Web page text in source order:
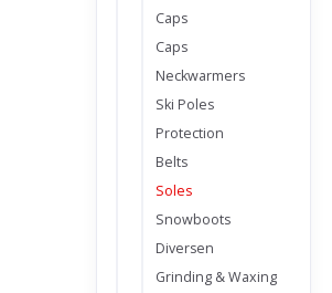
Caps
Caps
Neckwarmers
Ski Poles
Protection
Belts
Soles
Snowboots
Diversen
Grinding & Waxing